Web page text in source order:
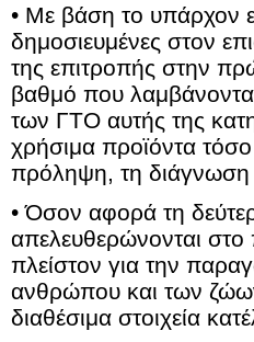
• Με βάση το υπάρχον
δημοσιευμένες στον
της επιτροπής στην
βαθμό που
των ΓΤΟ αυτής της
χρήσιμα προϊόντα
πρόληψη, τη διάγνωση
• Όσον αφορά τη
απελευθερώνονται στο
πλείστον για την
ανθρώπου και των
διαθέσιμα στοιχεία